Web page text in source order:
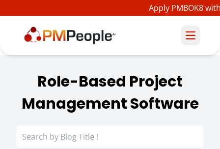
Apply PMBOK8
Role-Based Project
Management Software